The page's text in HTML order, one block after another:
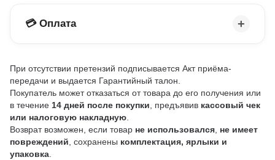
💳 Оплата
При отсутствии претензий подписывается Акт приёма-
передачи и выдается Гарантийный талон.
Покупатель может отказаться от товара до его получения или
в течение 14 дней после покупки , предъявив кассовый чек
или налоговую накладную
Возврат возможен, если товар не использовался не имеет
повреждений , сохранены комплектация, ярлыки и
упаковка